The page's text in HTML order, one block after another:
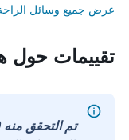
عرض جميع وسائل الراحة
تقييمات حول
تم التحقق منه 100%